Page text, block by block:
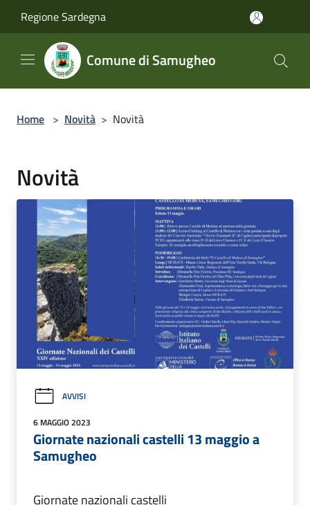
Regione Sardegna
Comune di Samugheo
Home > Novità > Novità
Novità
AVVISI
6 MAGGIO 2023
Giornate nazionali castelli 13 maggio a
Samugheo
Giornate nazionali castelli